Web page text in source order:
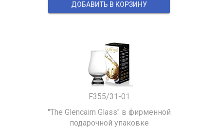
ДОБАВИТЬ В КОРЗИНУ
F355/31-01
"The Glencairn Glass" в фирменной
подарочной упаковке